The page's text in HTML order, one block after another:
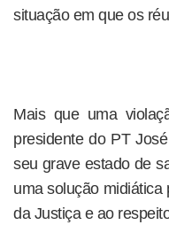
situação em que os
Mais que uma
presidente do PT
seu grave estado de
uma solução
da Justiça e ao